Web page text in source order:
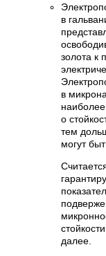
в
золота к
в
наиболее
о
тем
могут
далее.